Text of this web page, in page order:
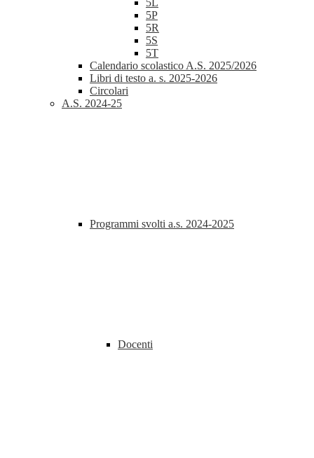
5L
5P
5R
5S
5T
Calendario scolastico A.S. 2025/2026
Libri di testo a. s. 2025-2026
Circolari
A.S. 2024-25
Programmi svolti a.s. 2024-2025
Docenti